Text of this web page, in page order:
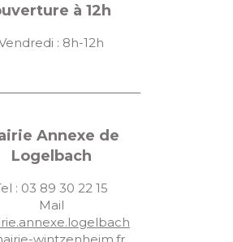
à 12h
: 8h-12h
Annexe de
Logelbach
: 03 89 30 22 15
Mail